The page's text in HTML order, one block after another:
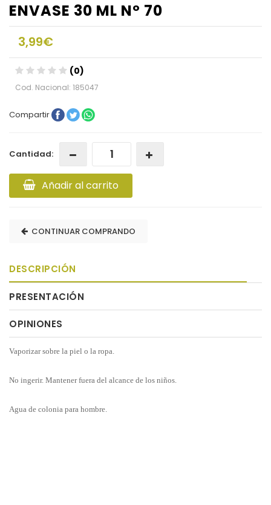
ENVASE 30 ML Nº 70
3,99€
(0)
Cod. Nacional: 185047
Compartir
Cantidad:
Añadir al carrito
CONTINUAR COMPRANDO
DESCRIPCIÓN
PRESENTACIÓN
OPINIONES
Vaporizar sobre la piel o la ropa.
No ingerir. Mantener fuera del alcance de los niños.
Agua de colonia para hombre.